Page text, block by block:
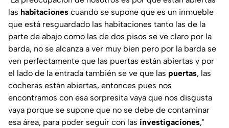
las habitaciones cuando se supone que es un inmueble
que está resguardado las habitaciones tanto las de la
parte de abajo como las de dos pisos se ve claro por la
barda, no se alcanza a ver muy bien pero por la barda se
ven perfectamente que las puertas están abiertas y por
el lado de la entrada también se ve que las puertas, las
cocheras están abiertas, entonces pues nos
encontramos con esa sorpresita vaya que nos disgusta
vaya porque se supone que no se debe de contaminar
esa área, para poder seguir con las investigaciones,"